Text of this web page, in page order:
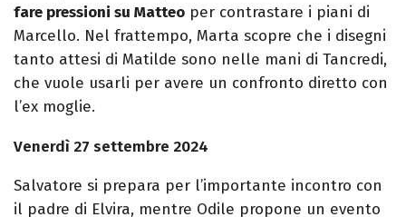
fare pressioni su Matteo per contrastare i piani di
Marcello. Nel frattempo, Marta scopre che i disegni
tanto attesi di Matilde sono nelle mani di Tancredi,
che vuole usarli per avere un confronto diretto con
l’ex moglie.
Venerdì 27 settembre 2024
Salvatore si prepara per l’importante incontro con
il padre di Elvira, mentre Odile propone un evento